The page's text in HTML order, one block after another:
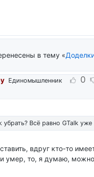
в тему «
Единомышленник 0
Всё равно GTalk уже
вдруг кто-то
умер, то, я думаю,